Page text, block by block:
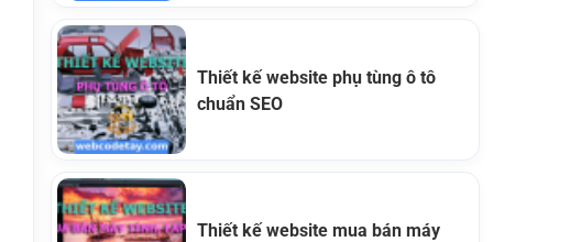
Thiết kế website phụ tùng ô tô
chuẩn SEO
Thiết kế website mua bán máy